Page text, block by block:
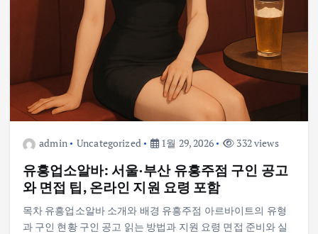
admin Uncategorized 1월 29, 2026 332 views
유흥업소알바: 서울·부산 유흥주점 구인 공고
와 면접 팁, 온라인 지원 요령 포함
목차 유흥업소알바 소개와 배경 유흥주점 아르바이트의 유형
과 구인 현황 구인 공고 읽는 방법과 지원 요령 면접 준비와 실